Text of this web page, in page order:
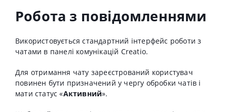
Робота з повiдомленнями
Використовується стандартний інтерфейс роботи з
чатами в панелі комунікацій Creatio.
Для отримання чату зареєстрований користувач
повинен бути призначений у чергу обробки чатів і
мати статус «Активний».